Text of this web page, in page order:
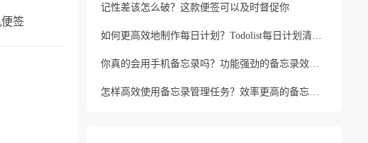
签
记性差该怎么破？这款便签可以及时督促你
如何更高效地制作每日计划？Todolist每日计划清单制作方法
你真的会用手机备忘录吗？功能强劲的备忘录效率工具
怎样高效使用备忘录管理任务？效率更高的备忘录app